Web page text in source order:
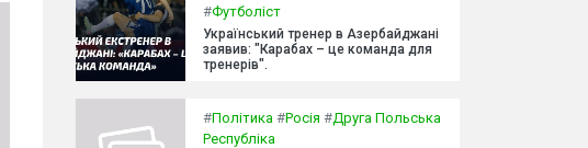
#Футболіст
Український тренер в Азербайджані
заявив: "Карабах – це команда для
тренерів".
#Політика #Росія #Друга Польська
Республіка